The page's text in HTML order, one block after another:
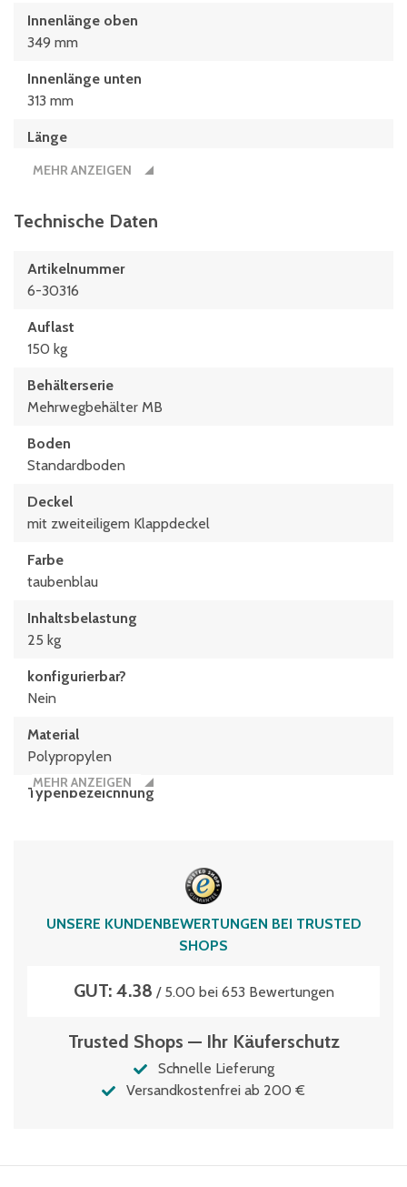
Innenlänge oben
349 mm
Innenlänge unten
313 mm
Länge
260 mm
MEHR ANZEIGEN
Technische Daten
Artikelnummer
6-30316
Auflast
150 kg
Behälterserie
Mehrwegbehälter MB
Boden
Standardboden
Deckel
mit zweiteiligem Klappdeckel
Farbe
taubenblau
Inhaltsbelastung
25 kg
konfigurierbar?
Nein
Material
Polypropylen
Typen­be­zeich­nung
MEHR ANZEIGEN
UNSERE KUNDENBEWERTUNGEN BEI TRUSTED
SHOPS
GUT: 4.38 / 5.00 bei 653 Bewertungen
Trusted Shops — Ihr Käuferschutz
Schnelle Lieferung
Versandkostenfrei ab 200 €